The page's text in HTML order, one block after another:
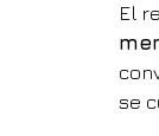
El
se